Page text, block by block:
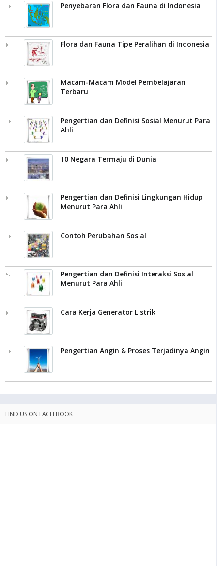
Penyebaran Flora dan Fauna di Indonesia
Flora dan Fauna Tipe Peralihan di Indonesia
Macam-Macam Model Pembelajaran
Terbaru
Pengertian dan Definisi Sosial Menurut Para
Ahli
10 Negara Termaju di Dunia
Pengertian dan Definisi Lingkungan Hidup
Menurut Para Ahli
Contoh Perubahan Sosial
Pengertian dan Definisi Interaksi Sosial
Menurut Para Ahli
Cara Kerja Generator Listrik
Pengertian Angin & Proses Terjadinya Angin
FIND US ON FACEEBOOK